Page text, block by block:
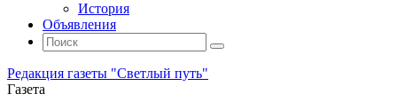
История
Объявления
Поиск
Искать:
Поиск
Редакция газеты "Светлый путь"
Газета